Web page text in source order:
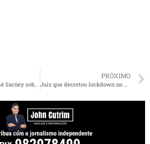
A lembrança de José Sarney sobre a previsão feita por Helmut Schmidt, em 1994
PRÓXIMO
Juiz que decretou lockdown no MA recebe ameaças de morte e vai à polícia